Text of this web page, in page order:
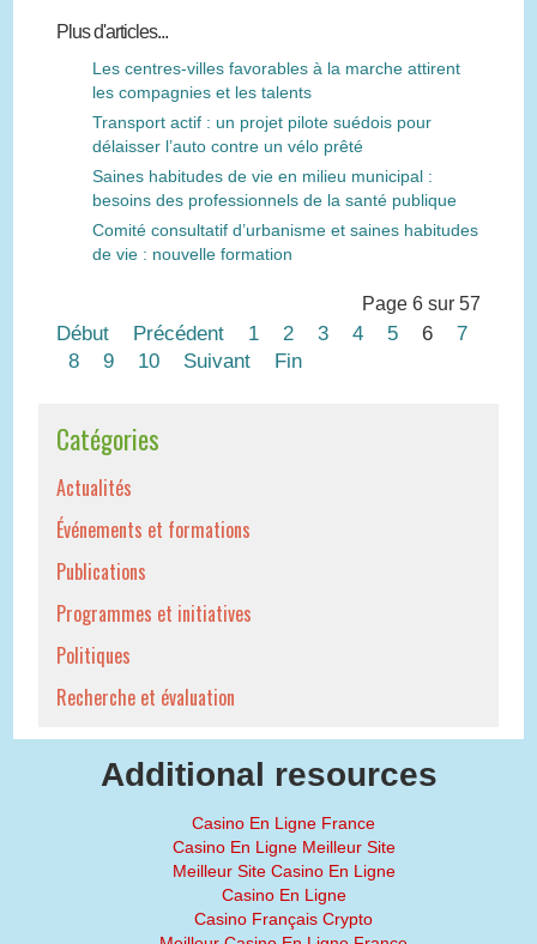
Plus d'articles...
Les centres-villes favorables à la marche attirent
les compagnies et les talents
Transport actif : un projet pilote suédois pour
délaisser l’auto contre un vélo prêté
Saines habitudes de vie en milieu municipal :
besoins des professionnels de la santé publique
Comité consultatif d’urbanisme et saines habitudes
de vie : nouvelle formation
Page 6 sur 57
Début Précédent 1 2 3 4 5 6
7
8
9 10 Suivant Fin
Catégories
Actualités
Événements et formations
Publications
Programmes et initiatives
Politiques
Recherche et évaluation
Additional resources
Casino En Ligne France
Casino En Ligne Meilleur Site
Meilleur Site Casino En Ligne
Casino En Ligne
Casino Français Crypto